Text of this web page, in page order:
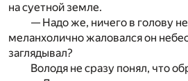
на суетной земле.
— Надо же, ничего в голову
меланхолично жаловался он
заглядывал?
Володя не сразу понял, что